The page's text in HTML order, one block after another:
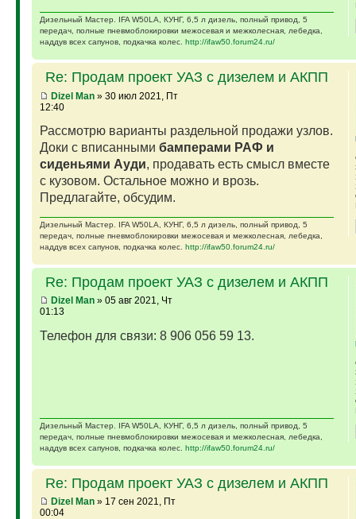
Дизельный Мастер. IFA W50LA, КУНГ, 6,5 л дизель, полный привод, 5
передач, полные пневмоблокировки межосевая и межколесная, лебедка,
наддув всех сапунов, подкачка колес. http://ifaw50.forum24.ru/
Re: Продам проект УАЗ с дизелем и АКПП
Dizel Man» 30 июл 2021, Пт
12:40
Рассмотрю варианты раздельной продажи узлов.
Доки с вписанными бамперами РАФ и
сиденьями Ауди, продавать есть смысл вместе
с кузовом. Остальное можно и врозь.
Предлагайте, обсудим.
Дизельный Мастер. IFA W50LA, КУНГ, 6,5 л дизель, полный привод, 5
передач, полные пневмоблокировки межосевая и межколесная, лебедка,
наддув всех сапунов, подкачка колес. http://ifaw50.forum24.ru/
Re: Продам проект УАЗ с дизелем и АКПП
Dizel Man» 05 авг 2021, Чт
01:13
Телефон для связи: 8 906 056 59 13.
Дизельный Мастер. IFA W50LA, КУНГ, 6,5 л дизель, полный привод, 5
передач, полные пневмоблокировки межосевая и межколесная, лебедка,
наддув всех сапунов, подкачка колес. http://ifaw50.forum24.ru/
Re: Продам проект УАЗ с дизелем и АКПП
Dizel Man» 17 сен 2021, Пт
00:04